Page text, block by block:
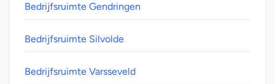
Bedrijfsruimte Gendringen
Bedrijfsruimte Silvolde
Bedrijfsruimte Varsseveld